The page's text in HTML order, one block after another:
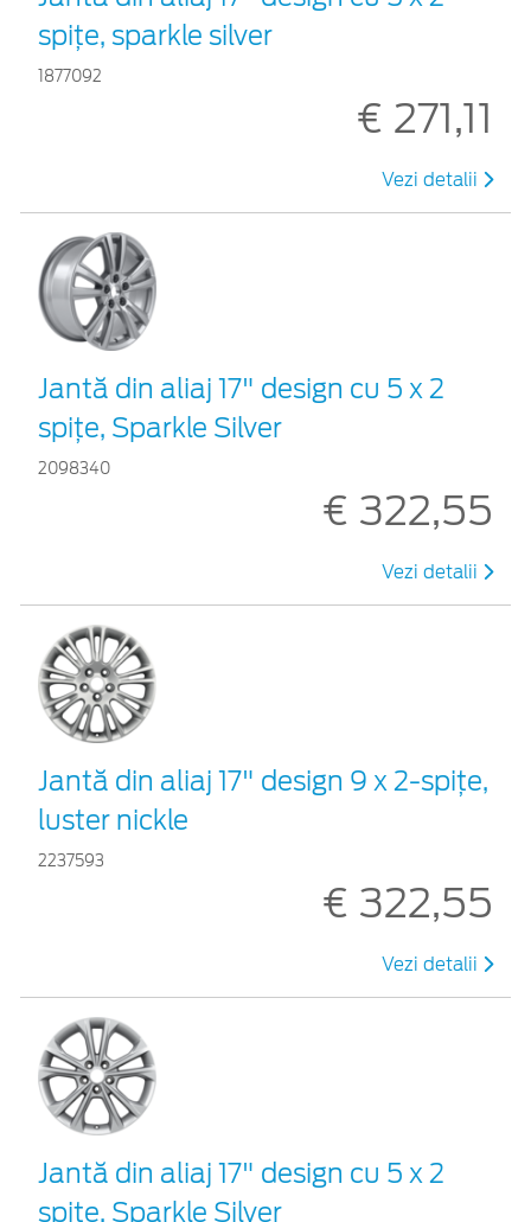
spiţe, sparkle silver
1877092
€ 271,11
Vezi detalii
Jantă din aliaj 17" design cu 5 x 2
spiţe, Sparkle Silver
2098340
€ 322,55
Vezi detalii
Jantă din aliaj 17" design 9 x 2-spiţe,
luster nickle
2237593
€ 322,55
Vezi detalii
Jantă din aliaj 17" design cu 5 x 2
spiţe, Sparkle Silver